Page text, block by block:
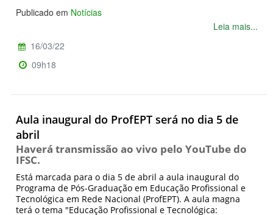
Publicado em Notícias
Leia mais...
16/03/22
09h18
Aula inaugural do ProfEPT será no dia 5 de
abril
Haverá transmissão ao vivo pelo YouTube do
IFSC.
Está marcada para o dia 5 de abril a aula inaugural do
Programa de Pós-Graduação em Educação Profissional e
Tecnológica em Rede Nacional (ProfEPT). A aula magna
terá o tema "Educação Profissional e Tecnológica: